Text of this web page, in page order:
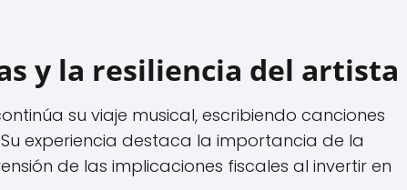
y la resiliencia del artista
su viaje musical, escribiendo canciones
experiencia destaca la importancia de la
de las implicaciones fiscales al invertir en